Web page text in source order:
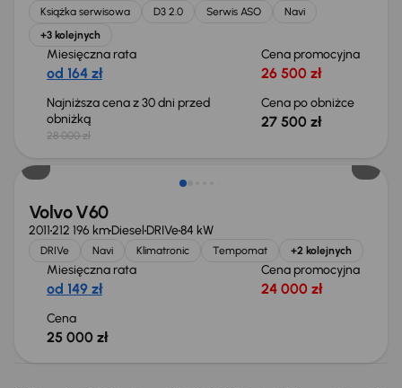
Książka serwisowa D3 2.0 Serwis ASO
Navi
+3 kolejnych
Miesięczna rata
od 164 zł
Cena promocyjna
26 500 zł
Najniższa cena z 30 dni przed
obniżką
28 000 zł
Cena po obniżce
27 500 zł
Volvo V60
2011212 196 kmDiesel DRIVe84 kW
DRIVe Navi Klimatronic Tempomat +2 kolejnych
Miesięczna rata
od 149 zł
Cena promocyjna
24 000 zł
Cena
25 000 zł